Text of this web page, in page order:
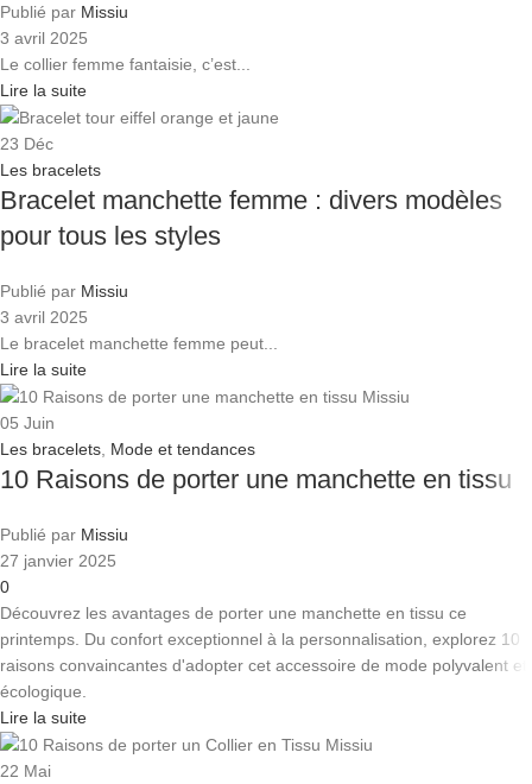
Publié par Missiu
3 avril 2025
Le collier femme fantaisie, c’est...
Lire la suite
23 Déc
Les bracelets
Bracelet manchette femme : divers modèles
pour tous les styles
Publié par Missiu
3 avril 2025
Le bracelet manchette femme peut...
Lire la suite
05 Juin
Les bracelets Mode et tendances
10 Raisons de porter une manchette en tissu
Publié par Missiu
27 janvier 2025
0
Découvrez les avantages de porter une manchette en tissu ce
printemps. Du confort exceptionnel à la personnalisation, explorez 10
raisons convaincantes d'adopter cet accessoire de mode polyvalent et
écologique.
Lire la suite
22 Mai